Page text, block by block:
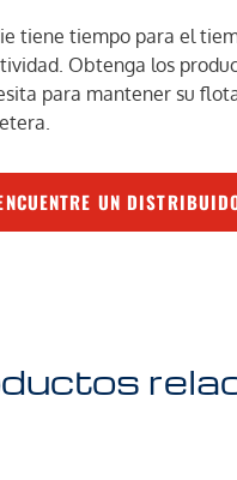
tiene tiempo para el
Obtenga los
para mantener su
UN